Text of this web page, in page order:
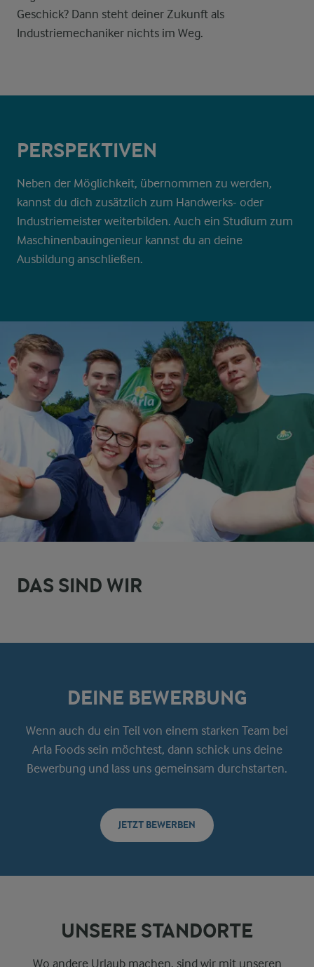
Geschick? Dann steht deiner Zukunft als
Industriemechaniker nichts im Weg.
PERSPEKTIVEN
Neben der Möglichkeit, übernommen zu werden,
kannst du dich zusätzlich zum Handwerks- oder
Industriemeister weiterbilden. Auch ein Studium zum
Maschinenbauingenieur kannst du an deine
Ausbildung anschließen.
DAS SIND WIR
DEINE BEWERBUNG
Wenn auch du ein Teil von einem starken Team bei
Arla Foods sein möchtest, dann schick uns deine
Bewerbung und lass uns gemeinsam durchstarten.
JETZT BEWERBEN
UNSERE STANDORTE
Wo andere Urlaub machen, sind wir mit unseren